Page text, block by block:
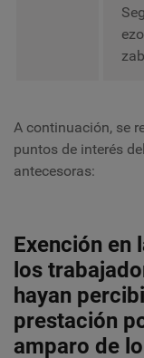
A continuación, se
puntos de interés
antecesoras:
Exención en
los
hayan
prestación
amparo de